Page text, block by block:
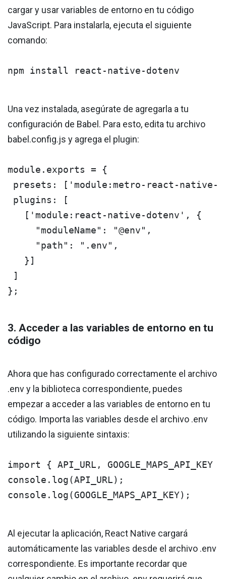
cargar y usar variables de entorno en tu código
JavaScript. Para instalarla, ejecuta el siguiente
comando:
npm install react-native-dotenv
Una vez instalada, asegúrate de agregarla a tu
configuración de Babel. Para esto, edita tu archivo
babel.config.js y agrega el plugin:
module.exports = {
presets: ['module:metro-react-native-
plugins: [
   ['module:react-native-dotenv', {
     "moduleName": "@env",
     "path": ".env",
   }]
]
};
3. Acceder a las variables de entorno en tu
código
Ahora que has configurado correctamente el archivo
.env y la biblioteca correspondiente, puedes
empezar a acceder a las variables de entorno en tu
código. Importa las variables desde el archivo .env
utilizando la siguiente sintaxis:
import { API_URL,
console.log(API_URL);
console.log(GOOGLE_MAPS_API_KEY);
Al ejecutar la aplicación, React Native cargará
automáticamente las variables desde el archivo .env
correspondiente. Es importante recordar que